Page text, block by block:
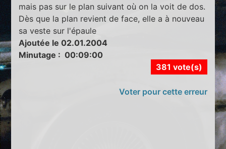
mais pas sur le plan suivant où on la voit de dos.
Dès que la plan revient de face, elle a à nouveau
sa veste sur l'épaule
Ajoutée le 02.01.2004
Minutage : 00:09:00
381 vote(s)
Voter pour cette erreur